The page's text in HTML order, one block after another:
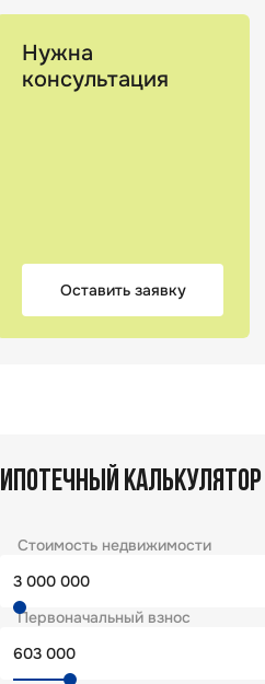
Нужна
консультация
Оставить заявку
ИПОТЕЧНЫЙ КАЛЬКУЛЯТОР
Стоимость недвижимости
Первоначальный взнос